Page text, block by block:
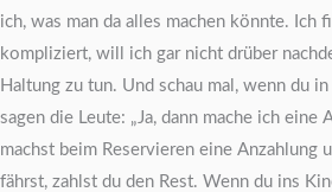
ich, was man da alles machen könnte. Ich
kompliziert, will ich gar nicht drüber
Haltung zu tun. Und schau mal, wenn du
sagen die Leute: „Ja, dann mache ich eine
machst beim Reservieren eine Anzahlung
fährst, zahlst du den Rest. Wenn du ins